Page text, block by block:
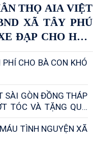
THỌ AIA VIỆT
XÃ TÂY PHÚ
ĐẠP CHO HỌC
KHĂN TRÊN
CHO BÀ CON KHÓ
SÀI GÒN ĐỒNG THÁP
TÓC VÀ TẶNG QUÀ
TRÊN ĐỊA BÀN XÃ TÂY
TÌNH NGUYỆN XÃ